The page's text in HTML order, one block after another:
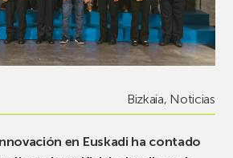
Bizkaia, Noticias
en Euskadi ha contado